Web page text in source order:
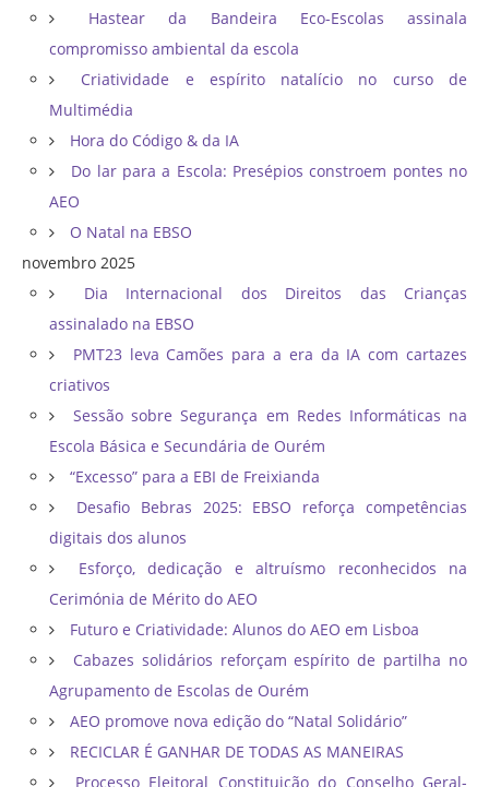
Hastear da Bandeira Eco-Escolas assinala
compromisso ambiental da escola
Criatividade e espírito natalício no curso de
Multimédia
Hora do Código & da IA
Do lar para a Escola: Presépios constroem pontes no
AEO
O Natal na EBSO
novembro 2025
Dia Internacional dos Direitos das Crianças
assinalado na EBSO
PMT23 leva Camões para a era da IA com cartazes
criativos
Sessão sobre Segurança em Redes Informáticas na
Escola Básica e Secundária de Ourém
“Excesso” para a EBI de Freixianda
Desafio Bebras 2025: EBSO reforça competências
digitais dos alunos
Esforço, dedicação e altruísmo reconhecidos na
Cerimónia de Mérito do AEO
Futuro e Criatividade: Alunos do AEO em Lisboa
Cabazes solidários reforçam espírito de partilha no
Agrupamento de Escolas de Ourém
AEO promove nova edição do “Natal Solidário”
RECICLAR É GANHAR DE TODAS AS MANEIRAS
Processo Eleitoral Constituição do Conselho Geral-